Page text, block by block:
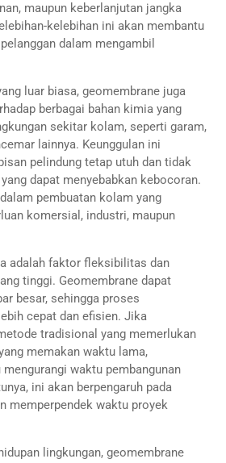
maupun keberlanjutan jangka
kelebihan ini akan membantu
dalam mengambil
luar biasa, geomembrane juga
berbagai bahan kimia yang
sekitar kolam, seperti garam,
lainnya. Keunggulan ini
pelindung tetap utuh dan tidak
dapat menyebabkan kebocoran.
pembuatan kolam yang
komersial, industri, maupun
adalah faktor fleksibilitas dan
tinggi. Geomembrane dapat
besar, sehingga proses
cepat dan efisien. Jika
tradisional yang memerlukan
memakan waktu lama,
waktu pembangunan
ini akan berpengaruh pada
memperpendek waktu proyek
lingkungan, geomembrane